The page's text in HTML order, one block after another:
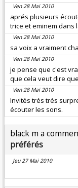
Ven 28 Mai 2010
aprés plusieurs
trice et eminem dans
Ven 28 Mai 2010
sa voix a vraiment
Ven 28 Mai 2010
je pense que c'est
que cela veut dire
Ven 28 Mai 2010
Invités trés trés
écouter les sons.
black m a
préférés
Jeu 27 Mai 2010